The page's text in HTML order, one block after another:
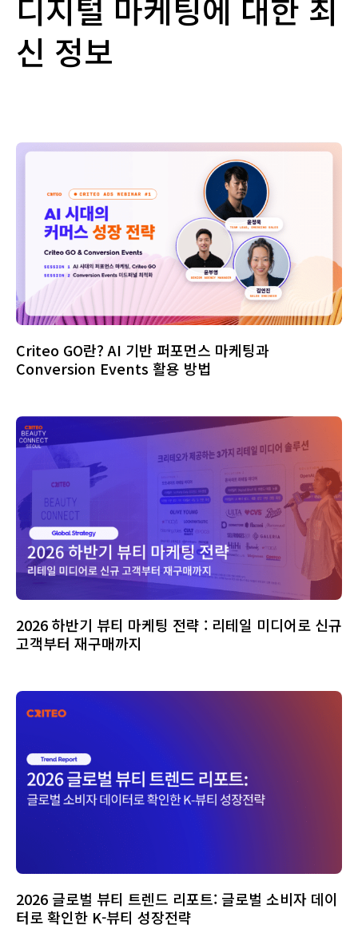
디지털 마케팅에 대한 최
신 정보
Criteo GO란? AI 기반 퍼포먼스 마케팅과
Conversion Events 활용 방법
2026 하반기 뷰티 마케팅 전략 : 리테일 미디어로 신규
고객부터 재구매까지
2026 글로벌 뷰티 트렌드 리포트: 글로벌 소비자 데이
터로 확인한 K-뷰티 성장전략